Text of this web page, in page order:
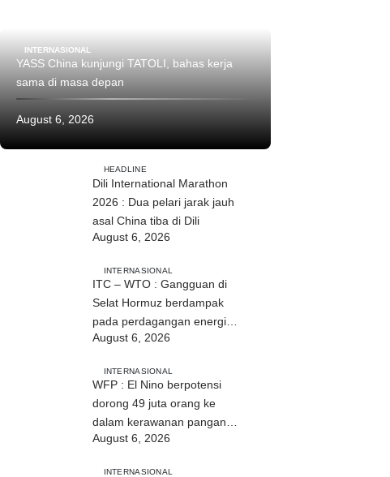
INTERNASIONAL
YASS China kunjungi TATOLI, bahas kerja
sama di masa depan
August 6, 2026
HEADLINE
Dili International Marathon
2026 : Dua pelari jarak jauh
asal China tiba di Dili
August 6, 2026
INTERNASIONAL
ITC – WTO : Gangguan di
Selat Hormuz berdampak
pada perdagangan energi,
pupuk, dan industri
August 6, 2026
INTERNASIONAL
WFP : El Nino berpotensi
dorong 49 juta orang ke
dalam kerawanan pangan
akut
August 6, 2026
INTERNASIONAL